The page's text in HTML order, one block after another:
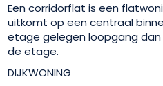
Een corridorflat is een
uitkomt op een centraal
etage gelegen loopgang
de etage.
DIJKWONING